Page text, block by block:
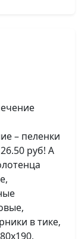
– пеленки
руб! А
в тике,